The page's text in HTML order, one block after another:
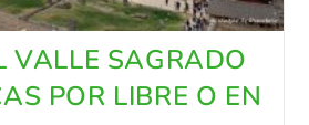
VALLE SAGRADO
POR LIBRE O EN